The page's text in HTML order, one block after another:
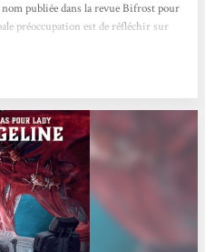
publiée dans la revue Bifrost pour
préoccupation est de réfléchir sur
peut bien apporter de neuf Jean-